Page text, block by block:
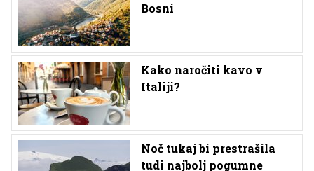
Bosni
Kako naročiti kavo v
Italiji?
Noč tukaj bi prestrašila
tudi najbolj pogumne